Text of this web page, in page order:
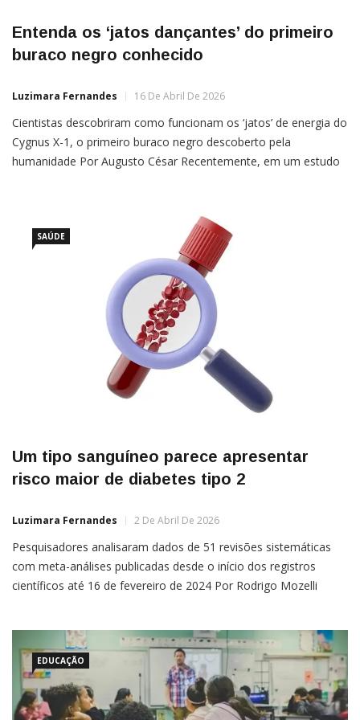
Entenda os ‘jatos dançantes’ do primeiro
buraco negro conhecido
Luzimara Fernandes 16 De Abril De 2026
Cientistas descobriram como funcionam os ‘jatos’ de energia do
Cygnus X-1, o primeiro buraco negro descoberto pela
humanidade Por Augusto César Recentemente, em um estudo
primeiro buraco negro descoberto pelos humanos. Após 60
anos da sua primeira
SAÚDE
Um tipo sanguíneo parece apresentar
risco maior de diabetes tipo 2
Luzimara Fernandes 2 De Abril De 2026
Pesquisadores analisaram dados de 51 revisões sistemáticas
com meta-análises publicadas desde o início dos registros
científicos até 16 de fevereiro de 2024 Por Rodrigo Mozelli
outros tipos sanguíneos. A descoberta emerge de uma revisão
científica […]
EDUCAÇÃO